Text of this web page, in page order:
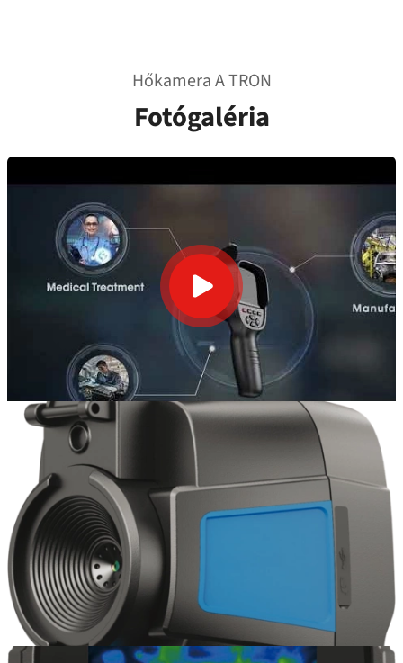
Hőkamera A TRON
Fotógaléria